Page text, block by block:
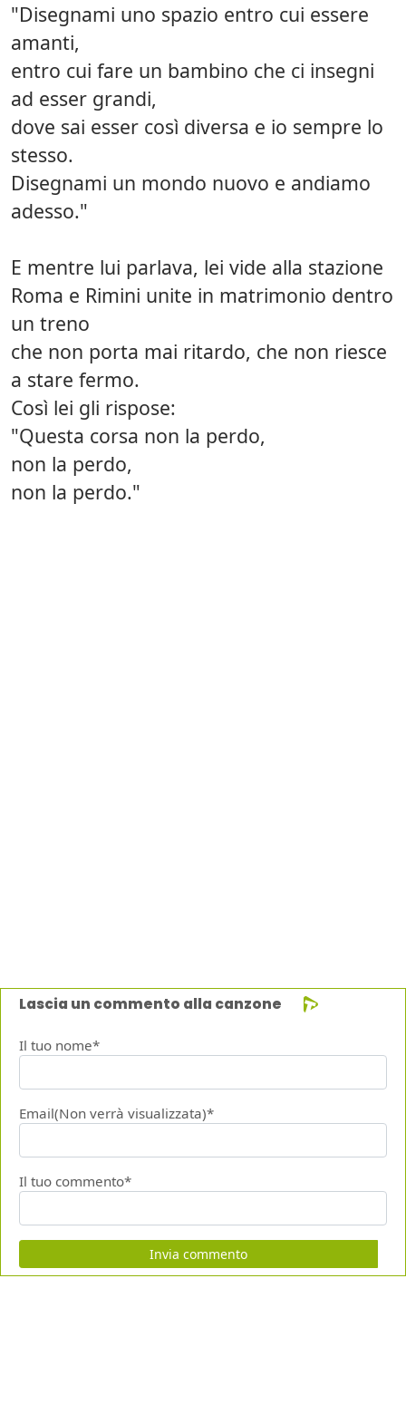
"Disegnami uno spazio entro cui essere
amanti,
entro cui fare un bambino che ci insegni
ad esser grandi,
dove sai esser così diversa e io sempre lo
stesso.
Disegnami un mondo nuovo e andiamo
adesso."
E mentre lui parlava, lei vide alla stazione
Roma e Rimini unite in matrimonio dentro
un treno
che non porta mai ritardo, che non riesce
a stare fermo.
Così lei gli rispose:
"Questa corsa non la perdo,
non la perdo,
non la perdo."
Lascia un commento alla canzone
Il tuo nome*
Email(Non verrà visualizzata)*
Il tuo commento*
Invia commento